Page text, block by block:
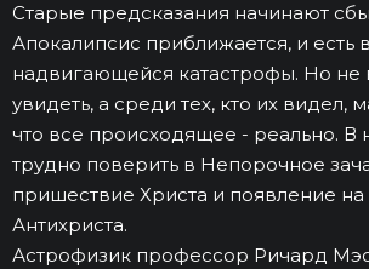
Старые предсказания начинают
Апокалипсис приближается, и есть
надвигающейся катастрофы. Но не
увидеть, а среди тех, кто их видел,
что все происходящее - реально. В
трудно поверить в Непорочное
пришествие Христа и появление
Антихриста.
Астрофизик профессор Ричард